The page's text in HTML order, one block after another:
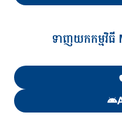
ទាញយកកម្មវិធី